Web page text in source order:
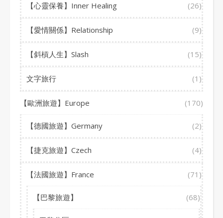
【心靈保養】Inner Healing (26)
【愛情關係】Relationship (9)
【斜槓人生】Slash (15)
文字旅行 (1)
【歐洲旅遊】Europe (170)
【德國旅遊】Germany (2)
【捷克旅遊】Czech (4)
【法國旅遊】France (71)
【巴黎旅遊】 (68)